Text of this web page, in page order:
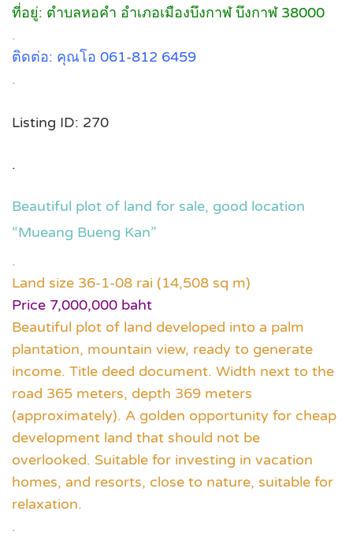
ที่อยู่: ตำบลหอคำ อำเภอเมืองบึงกาฬ บึงกาฬ 38000
.
ติดต่อ: คุณโอ 061-812 6459
.
Listing ID: 270
.
Beautiful plot of land for sale, good location
“Mueang Bueng Kan”
.
Land size 36-1-08 rai (14,508 sq m)
Price 7,000,000 baht
Beautiful plot of land developed into a palm
plantation, mountain view, ready to generate
income. Title deed document. Width next to the
road 365 meters, depth 369 meters
(approximately). A golden opportunity for cheap
development land that should not be
overlooked. Suitable for investing in vacation
homes, and resorts, close to nature, suitable for
relaxation.
.